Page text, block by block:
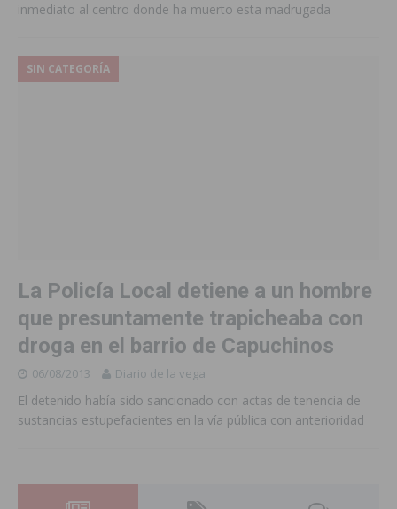
inmediato al centro donde ha muerto esta madrugada
SIN CATEGORÍA
La Policía Local detiene a un hombre
que presuntamente trapicheaba con
droga en el barrio de Capuchinos
06/08/2013 Diario de la vega
El detenido había sido sancionado con actas de tenencia de
sustancias estupefacientes en la vía pública con anterioridad